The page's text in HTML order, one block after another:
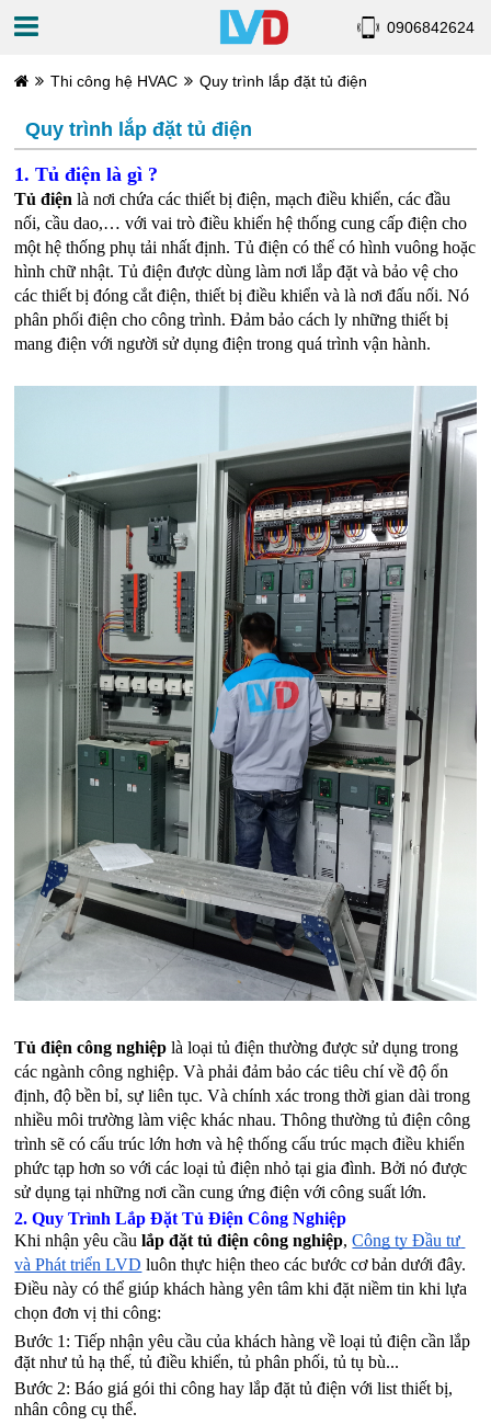
0906842624
Thi công hệ HVAC Quy trình lắp đặt tủ điện
Quy trình lắp đặt tủ điện
1. Tủ điện là gì ?
Tủ điện là nơi chứa các thiết bị điện, mạch điều khiển, các đầu
nối, cầu dao,… với vai trò điều khiển hệ thống cung cấp điện cho
một hệ thống phụ tải nhất định. Tủ điện có thể có hình vuông hoặc
hình chữ nhật. Tủ điện được dùng làm nơi lắp đặt và bảo vệ cho
các thiết bị đóng cắt điện, thiết bị điều khiển và là nơi đấu nối. Nó
phân phối điện cho công trình. Đảm bảo cách ly những thiết bị
mang điện với người sử dụng điện trong quá trình vận hành.
Tủ điện công nghiệp là loại tủ điện thường được sử dụng trong
các ngành công nghiệp. Và phải đảm bảo các tiêu chí về độ ổn
định, độ bền bỉ, sự liên tục. Và chính xác trong thời gian dài trong
nhiều môi trường làm việc khác nhau. Thông thường tủ điện công
trình sẽ có cấu trúc lớn hơn và hệ thống cấu trúc mạch điều khiển
phức tạp hơn so với các loại tủ điện nhỏ tại gia đình. Bởi nó được
sử dụng tại những nơi cần cung ứng điện với công suất lớn.
2. Quy Trình Lắp Đặt Tủ Điện Công Nghiệp
Khi nhận yêu cầu lắp đặt tủ điện công nghiệp, Công ty Đầu tư
và Phát triển LVD luôn thực hiện theo các bước cơ bản dưới đây.
Điều này có thể giúp khách hàng yên tâm khi đặt niềm tin khi lựa
chọn đơn vị thi công:
Bước 1: Tiếp nhận yêu cầu của khách hàng về loại tủ điện cần lắp
đặt như tủ hạ thế, tủ điều khiển, tủ phân phối, tủ tụ bù...
Bước 2: Báo giá gói thi công hay lắp đặt tủ điện với list thiết bị,
nhân công cụ thể.